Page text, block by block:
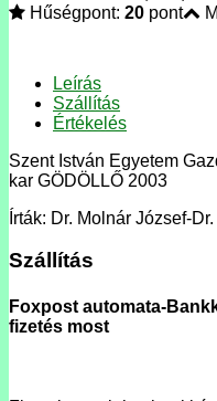
Hűségpont: 20 pont
Leírás
Szállítás
Értékelés
Szent István Egyetem
kar GÖDÖLLŐ 2003
Írták: Dr. Molnár József-
Szállítás
Foxpost automata-
fizetés most